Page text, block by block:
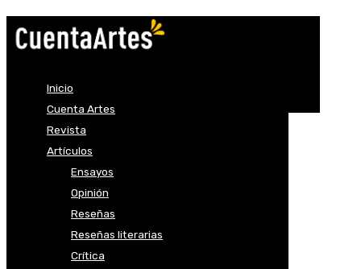
Inicio
Cuenta Artes
Revista
Artículos
Ensayos
Opinión
Reseñas
Reseñas literarias
Crítica